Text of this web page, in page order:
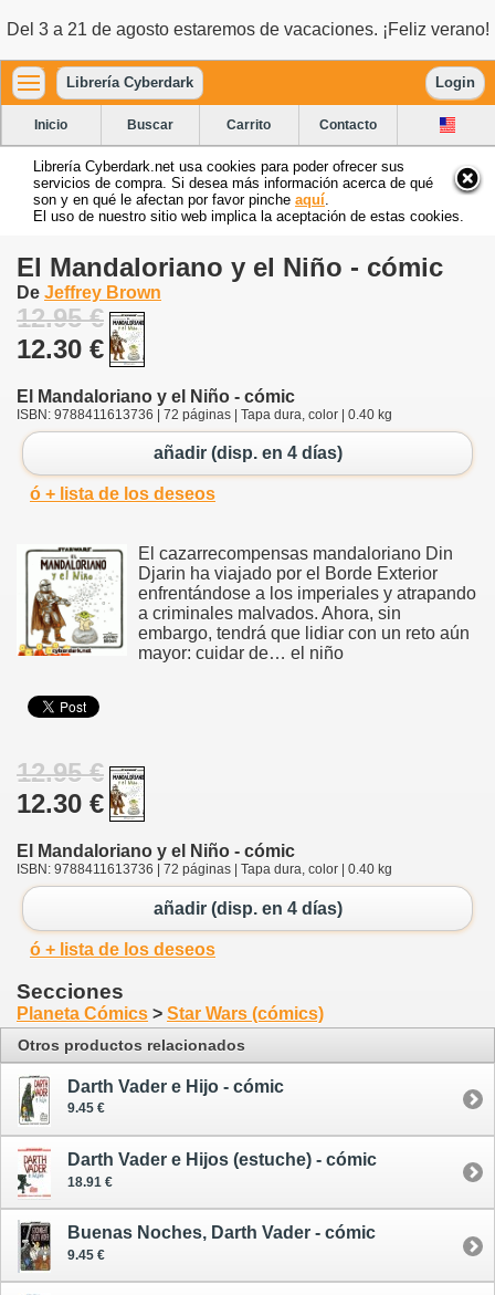
Del 3 a 21 de agosto estaremos de vacaciones. ¡Feliz verano!
Librería Cyberdark Login
Inicio Buscar Carrito Contacto
Librería Cyberdark.net usa cookies para poder ofrecer sus
servicios de compra. Si desea más información acerca de qué
son y en qué le afectan por favor pinche aquí
El uso de nuestro sitio web implica la aceptación de estas cookies.
El Mandaloriano y el Niño - cómic
De Jeffrey Brown
12.95 €
12.30 €
El Mandaloriano y el Niño - cómic
ISBN: 9788411613736 | 72 páginas | Tapa dura, color | 0.40 kg
añadir (disp. en 4 días)
ó + lista de los deseos
El cazarrecompensas mandaloriano Din
Djarin ha viajado por el Borde Exterior
enfrentándose a los imperiales y atrapando
a criminales malvados. Ahora, sin
embargo, tendrá que lidiar con un reto aún
mayor: cuidar de… el niño
12.95 €
12.30 €
El Mandaloriano y el Niño - cómic
ISBN: 9788411613736 | 72 páginas | Tapa dura, color | 0.40 kg
añadir (disp. en 4 días)
ó + lista de los deseos
Secciones
Planeta Cómics > Star Wars (cómics)
Otros productos relacionados
Darth Vader e Hijo - cómic
9.45 €
Darth Vader e Hijos (estuche) - cómic
18.91 €
Buenas Noches, Darth Vader - cómic
9.45 €